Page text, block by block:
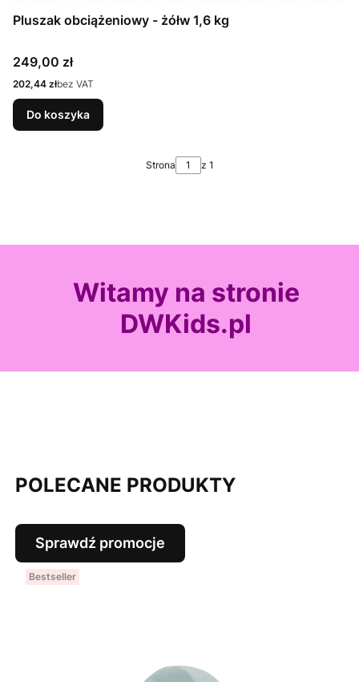
Pluszak obciążeniowy - żółw 1,6 kg
Cena
249,00 zł
Cena
202,44 złbez VAT
Do koszyka
Strona z 1
Witamy na stronie
DWKids.pl
POLECANE PRODUKTY
Sprawdź promocje
Bestseller